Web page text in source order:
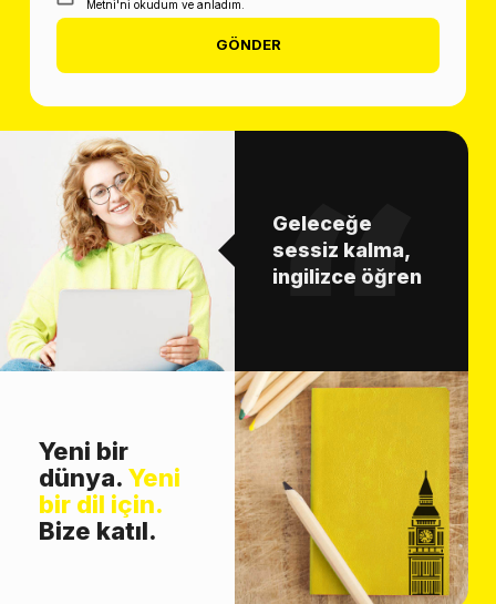
Metni'ni okudum ve anladım.
GÖNDER
Geleceğe
sessiz kalma,
ingilizce öğren
Yeni bir
dünya. Yeni
bir dil için.
Bize katıl.